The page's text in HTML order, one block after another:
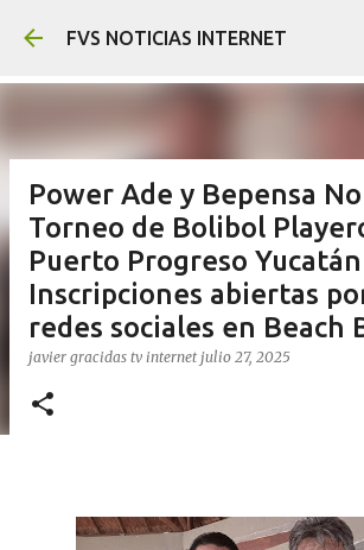
Ir al contenido principal
FVS NOTICIAS INTERNET
Power Ade y Bepensa
Torneo de Bolibol
Puerto Progreso
Inscripciones abiertas
redes sociales en Beach
javier gracidas tv internet julio 27, 2025